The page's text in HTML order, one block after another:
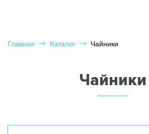
Главная Каталог Чайники
Чайники